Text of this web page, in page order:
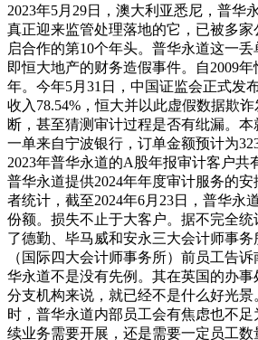
2023年5月29日，澳大利亚悉尼，普
真正迎来监管处理落地的它，已被多
启合作的第10个年头。普华永道这一
即恒大地产的财务造假事件。自2009
年。今年5月31日，中国证监会正式发
收入78.54%，恒大并以此虚假数据欺
断，甚至猜测审计过程是否有纰漏。
一单来自宁波银行，订单金额预计为
2023年普华永道的A股年报审计客户
普华永道提供2024年年度审计服务的
者统计，截至2024年6月23日，普华永
份额。损失不止于大客户。据不完全
了德勤、毕马威和安永三大会计师事
（国际四大会计师事务所）前员工告
华永道不是没有先例。其在英国的办
分支机构来说，就已经不是什么好光
时，普华永道内部员工会有焦虑也不
续业务需要开展，还是需要一定员工